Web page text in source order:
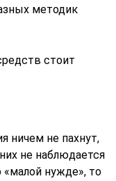
методик
стоит
ничем не пахнут,
не наблюдается
«малой нужде», то